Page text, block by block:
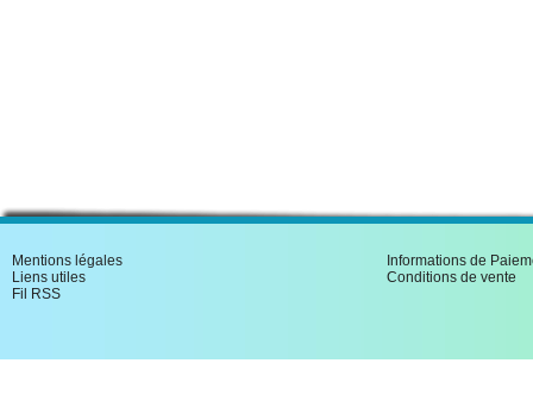
Mentions légales
Liens utiles
Fil RSS
Informations de
Conditions de vente